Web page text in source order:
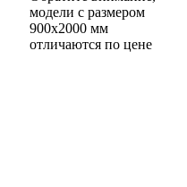
модели с размером
900х2000 мм
отличаются по цене